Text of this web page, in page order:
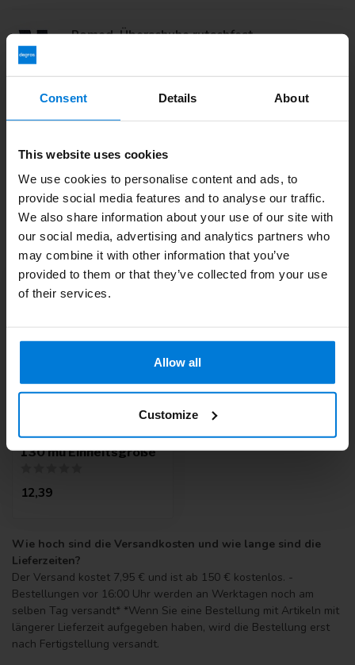
Consent Details About
This website uses cookies
We use cookies to personalise content and ads, to
provide social media features and to analyse our traffic.
We also share information about your use of our site with
our social media, advertising and analytics partners who
may combine it with other information that you’ve
provided to them or that they’ve collected from your use
of their services.
Allow all
Customize
Wir schicken Ihnen eine E-Mail, sobald wir diesen Artikel
E-mail*
Benachrichtigen Sie mich
Durch Anklicken des Buttons erklären Sie sich mit den
Romed Überschuhe rutschfest
15,95
Sie unserenKundendienstoder rufen Sie
203 59 02
Zuletzt angesehen
Überschuh Polyethylen
130 mu Einheitsgröße
12,39
Wie hoch sind die Versandkosten und wie lange sind die
Lieferzeiten?
Der Versand kostet 7,95 € und ist ab 150 € kostenlos. -
Bestellungen vor 16:00 Uhr werden an Werktagen noch am
selben Tag versandt* *Wenn Sie eine Bestellung mit Artikeln mit
längerer Lieferzeit aufgegeben haben, wird die Bestellung erst
nach Fertigstellung versandt.